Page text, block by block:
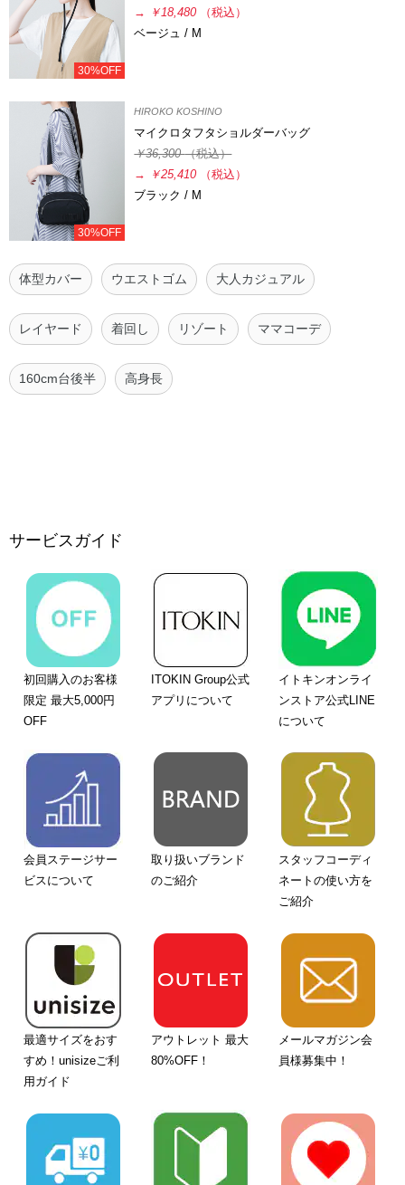
30%OFF
→ ￥18,480
（税込）
ベージュ / M
30%OFF
HIROKO KOSHINO
マイクロタフタショルダーバッグ
￥36,300（税込）
→
￥25,410
（税込）
ブラック / M
体型カバー ウエストゴム 大人カジュアル
レイヤード 着回し リゾート ママコーデ
160cm台後半 高身長
サービスガイド
初回購入のお客様
限定 最大5,000円
OFF
ITOKIN Group公式
アプリについて
イトキンオンライ
ンストア公式LINE
について
会員ステージサー
ビスについて
取り扱いブランド
のご紹介
スタッフコーディ
ネートの使い方を
ご紹介
最適サイズをおす
すめ！unisizeご利
用ガイド
アウトレット 最大
80%OFF！
メールマガジン会
員様募集中！